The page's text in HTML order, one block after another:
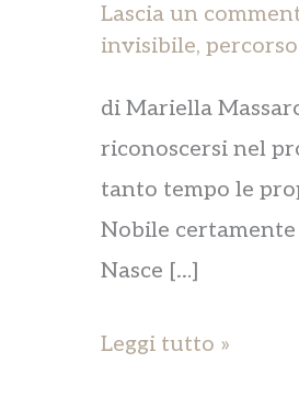
Lascia un
invisibile,
di Mariella
riconoscersi nel
tanto tempo le
Nobile
Nasce […]
Leggi tutto »